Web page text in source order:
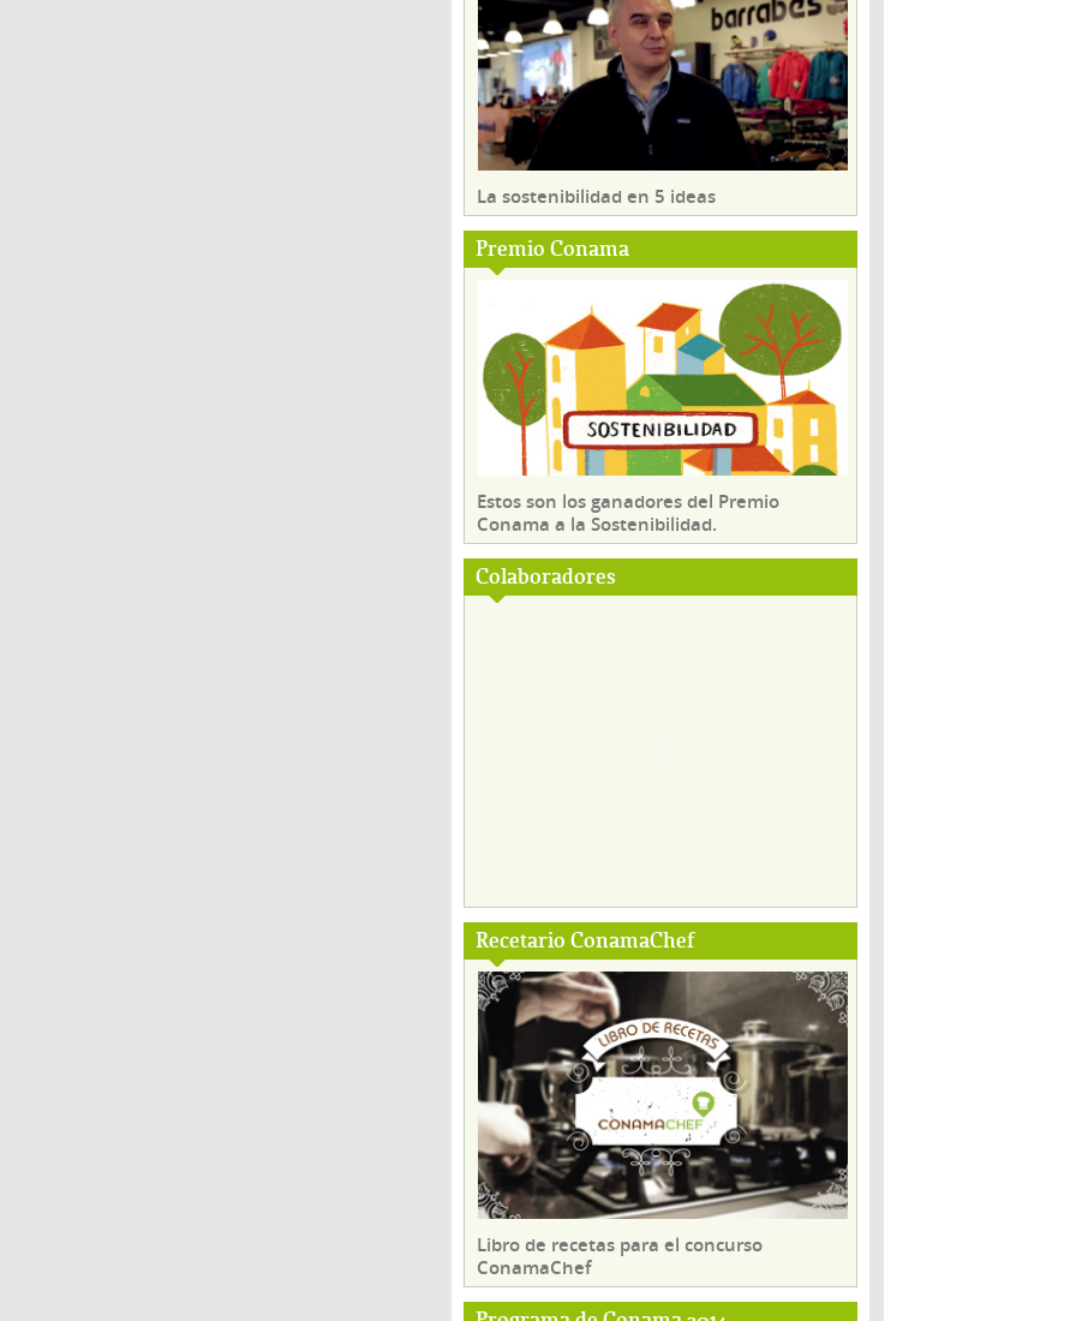
La sostenibilidad en 5 ideas
Premio Conama
Estos son los ganadores del Premio
Conama a la Sostenibilidad.
Colaboradores
Recetario ConamaChef
Libro de recetas para el concurso
ConamaChef